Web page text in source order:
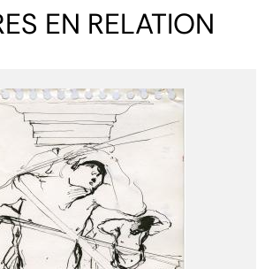
EN RELATION